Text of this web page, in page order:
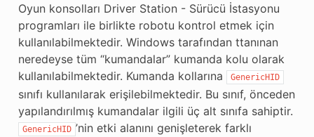
Oyun konsolları Driver Station - Sürücü İstasyonu
programları ile birlikte robotu kontrol etmek için
kullanılabilmektedir. Windows tarafından ttanınan
neredeyse tüm “kumandalar” kumanda kolu olarak
kullanılabilmektedir. Kumanda kollarına
GenericHID
sınıfı kullanılarak erişilebilmektedir. Bu sınıf, önceden
yapılandırılmış kumandalar ilgili üç alt sınıfa sahiptir.
GenericHID ’nin etki alanını genişleterek farklı